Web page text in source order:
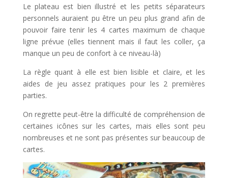
Le plateau est bien illustré et les petits séparateurs
personnels auraient pu être un peu plus grand afin de
pouvoir faire tenir les 4 cartes maximum de chaque
ligne prévue (elles tiennent mais il faut les coller, ça
manque un peu de confort à ce niveau-là)
La règle quant à elle est bien lisible et claire, et les
aides de jeu assez pratiques pour les 2 premières
parties.
On regrette peut-être la difficulté de compréhension de
certaines icônes sur les cartes, mais elles sont peu
nombreuses et ne sont pas présentes sur beaucoup de
cartes.